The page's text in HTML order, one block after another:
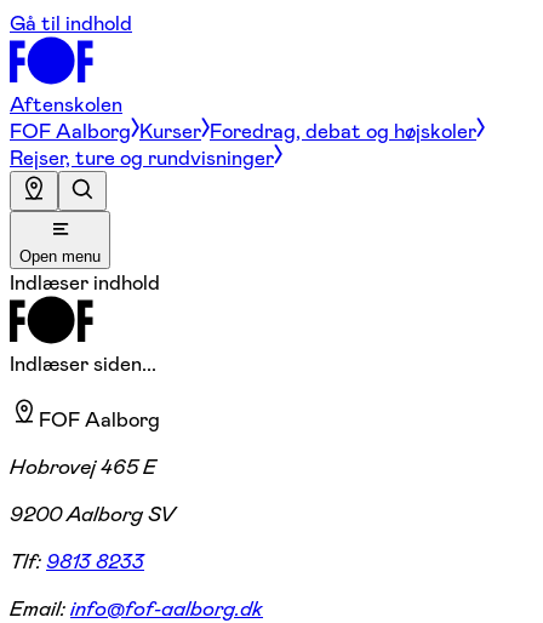
Gå til indhold
Aftenskolen
FOF Aalborg Kurser Foredrag, debat og højskoler
Rejser, ture og rundvisninger
Open menu
Indlæser indhold
Indlæser siden...
FOF Aalborg
Hobrovej 465 E
9200 Aalborg SV
Tlf:9813 8233
Email:info@fof-aalborg.dk